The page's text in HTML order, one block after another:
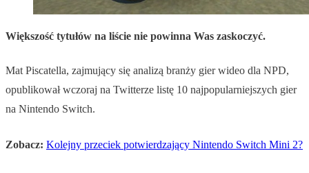
Większość tytułów na liście nie powinna Was zaskoczyć.
Mat Piscatella, zajmujący się analizą branży gier wideo dla NPD,
opublikował wczoraj na Twitterze listę 10 najpopularniejszych gier
na Nintendo Switch.
Zobacz: Kolejny przeciek potwierdzający Nintendo Switch Mini 2?